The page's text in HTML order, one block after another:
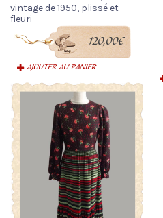
vintage de 1950, plissé et
fleuri
120,00€
AJOUTER AU PANIER